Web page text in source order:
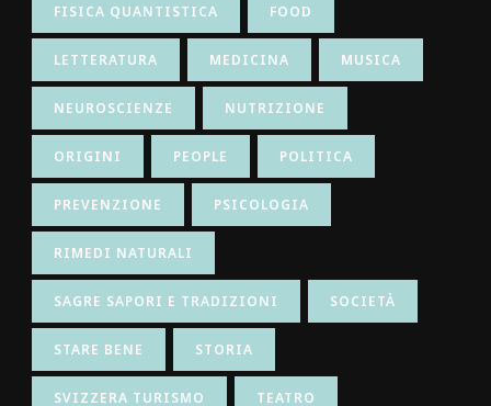
FISICA QUANTISTICA FOOD
LETTERATURA MEDICINA MUSICA
NEUROSCIENZE NUTRIZIONE
ORIGINI PEOPLE POLITICA
PREVENZIONE PSICOLOGIA
RIMEDI NATURALI
SAGRE SAPORI E TRADIZIONI SOCIETÀ
STARE BENE STORIA
SVIZZERA TURISMO TEATRO